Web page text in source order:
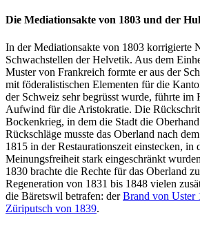
Die Mediationsakte von 1803 und der
In der Mediationsakte von 1803 korrigierte
Schwachstellen der Helvetik. Aus dem
Muster von Frankreich formte er aus der
mit föderalistischen Elementen für die
der Schweiz sehr begrüsst wurde, führte im
Aufwind für die Aristokratie. Die
Bockenkrieg, in dem die Stadt die
Rückschläge musste das Oberland nach
1815 in der Restaurationszeit einstecken, in
Meinungsfreiheit stark eingeschränkt
1830 brachte die Rechte für das Oberland
Regeneration von 1831 bis 1848 vielen
die Bäretswil betrafen: derBrand von Uster
Züriputsch von 1839.